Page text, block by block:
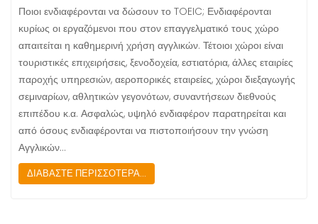
Ποιοι ενδιαφέρονται να δώσουν το TOEIC; Ενδιαφέρονται
κυρίως οι εργαζόμενοι που στον επαγγελματικό τους χώρο
απαιτείται η καθημερινή χρήση αγγλικών. Τέτοιοι χώροι είναι
τουριστικές επιχειρήσεις, ξενοδοχεία, εστιατόρια, άλλες εταιρίες
παροχής υπηρεσιών, αεροπορικές εταιρείες, χώροι διεξαγωγής
σεμιναρίων, αθλητικών γεγονότων, συναντήσεων διεθνούς
επιπέδου κ.α. Ασφαλώς, υψηλό ενδιαφέρον παρατηρείται και
από όσους ενδιαφέρονται να πιστοποιήσουν την γνώση
Αγγλικών…
ΔΙΑΒΑΣΤΕ ΠΕΡΙΣΣΟΤΕΡΑ...